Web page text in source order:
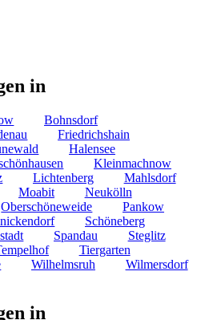
in
Bohnsdorf
Friedrichshain
Halensee
Kleinmachnow
Lichtenberg
Mahlsdorf
Moabit
Neukölln
Oberschöneweide
Pankow
Schöneberg
Spandau
Steglitz
Tiergarten
Wilhelmsruh
Wilmersdorf
in